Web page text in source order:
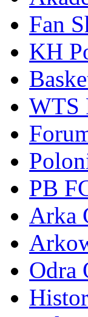
Fan
KH
WTS
PB
Arka
Odra